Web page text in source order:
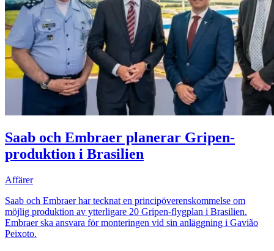
Saab och Embraer planerar Gripen-
produktion i Brasilien
Affärer
Saab och Embraer har tecknat en principöverenskommelse om
möjlig produktion av ytterligare 20 Gripen-flygplan i Brasilien.
Embraer ska ansvara för monteringen vid sin anläggning i Gavião
Peixoto.